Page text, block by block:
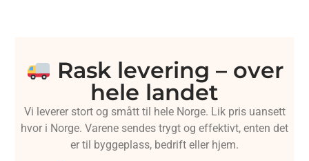
Rask levering – over
hele landet
Vi leverer stort og smått til hele Norge. Lik pris uansett
hvor i Norge. Varene sendes trygt og effektivt, enten det
er til byggeplass, bedrift eller hjem.